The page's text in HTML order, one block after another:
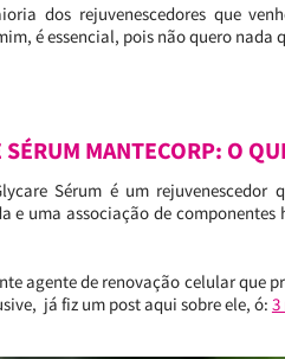
dos rejuvenescedores que
é essencial, pois não quero nada
SÉRUM MANTECORP: O
Sérum é um
e uma associação de
agente de renovação celular que
já fiz um post aqui sobre ele, ó: 3